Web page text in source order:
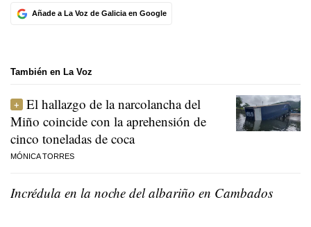
Añade a La Voz de Galicia en Google
También en La Voz
El hallazgo de la narcolancha del
Miño coincide con la aprehensión de
cinco toneladas de coca
MÓNICA TORRES
Incrédula en la noche del albariño en Cambados